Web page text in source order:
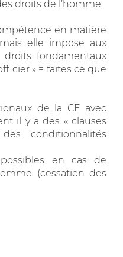
droits de l’homme.
en matière
elle impose aux
fondamentaux
» = faites ce que
de la CE avec
il y a des « clauses
conditionnalités
en cas de
(cessation des